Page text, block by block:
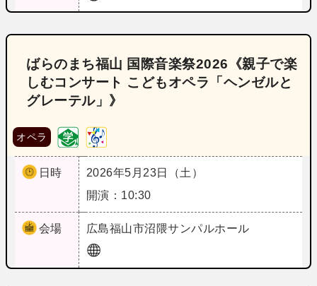
ばらのまち福山 国際音楽祭2026《親子で楽
しむコンサート こどもオペラ「ヘンゼルと
グレーテル」》
オペラ
日時
2026年5月23日（土）
開演：10:30
会場 広島福山市沼隈サンパルホール